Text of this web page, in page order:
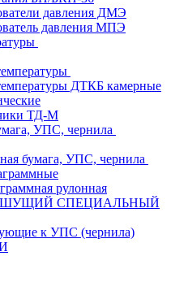
давления ДМЭ
давления МПЭ
ДТКБ камерные
ТД-М
УПС, чернила
бумага, УПС, чернила
рулонная
СПЕЦИАЛЬНЫЙ
к УПС (чернила)